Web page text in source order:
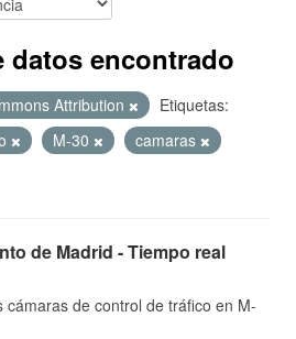
datos encontrado
Attribution
Etiquetas:
M-30
camaras
de Madrid - Tiempo real
cámaras de control de tráfico en M-